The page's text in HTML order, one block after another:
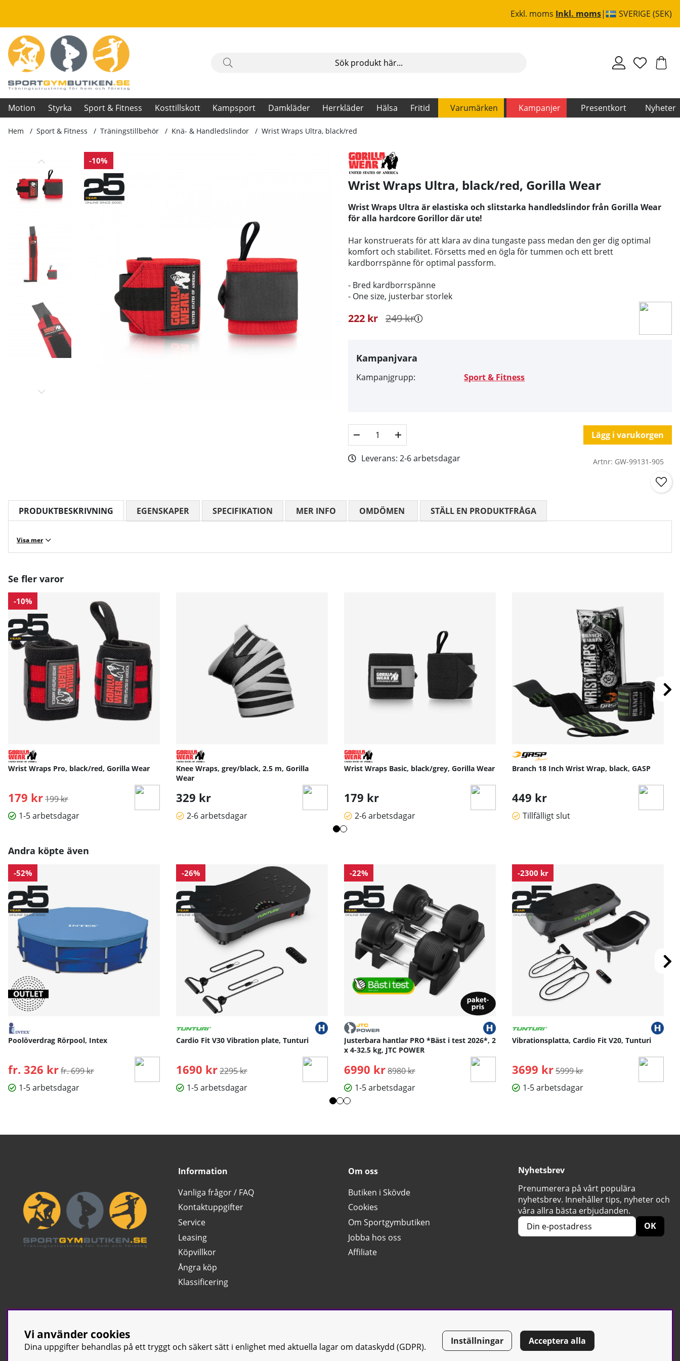
Exkl. moms Inkl. moms SVERIGE (SEK)
Motion Styrka Sport & Fitness Kosttillskott Kampsport Damkläder Herrkläder Hälsa Fritid Varumärken Kampanjer Presentkort Nyheter
Hem Sport & Fitness Träningstillbehör Knä- & Handledslindor Wrist Wraps Ultra, black/red
-10%
Produktbilder Wrist Wraps Ultra, black/red
Wrist Wraps Ultra, black/red, Gorilla Wear
Wrist Wraps Ultra är elastiska och slitstarka handledslindor från Gorilla Wear
för alla hardcore Gorillor där ute!
Har konstruerats för att klara av dina tungaste pass medan den ger dig optimal
komfort och stabilitet. Försetts med en ögla för tummen och ett brett
kardborrspänne för optimal passform.
- Bred kardborrspänne
- One size, justerbar storlek
249kr
222 kr
Kampanjvara
Kampanjgrupp: Sport & Fitness
Lägg i varukorgen
Leverans: 2-6 arbetsdagar Artnr: GW-99131-905
PRODUKTBESKRIVNING
Visa mer
EGENSKAPER SPECIFIKATION MER INFO OMDÖMEN MEDELBETYG 0 AV 5 ANTAL BETYG 0
STÄLL EN PRODUKTFRÅGA
Se fler varor
-10%
Wrist Wraps Pro, black/red, Gorilla Wear
179 kr Ordinarie pris:
199 kr
1-5 arbetsdagar
Knee Wraps, grey/black, 2.5 m, Gorilla
Wear
329 kr
2-6 arbetsdagar
Wrist Wraps Basic, black/grey, Gorilla Wear
179 kr
2-6 arbetsdagar
Branch 18 Inch Wrist Wrap, black, GASP
449 kr
Tillfälligt slut
Andra köpte även
-52%
Poolöverdrag Rörpool, Intex
fr. 326 krOrdinarie pris:
fr. 699 kr
1-5 arbetsdagar
-26%
Cardio Fit V30 Vibration plate, Tunturi
1690 kr Ordinarie pris:
2295 kr
1-5 arbetsdagar
-22%
Justerbara hantlar PRO *Bäst i test 2026*, 2
x 4-32.5 kg, JTC POWER
6990 kr Ordinarie pris:
8980 kr
1-5 arbetsdagar
-2300 kr
Vibrationsplatta, Cardio Fit V20, Tunturi
3699 kr Ordinarie pris:
5999 kr
1-5 arbetsdagar
Information
Vanliga frågor / FAQ
Kontaktuppgifter
Service
Leasing
Köpvillkor
Ångra köp
Klassificering
Om oss
Butiken i Skövde
Cookies
Om Sportgymbutiken
Jobba hos oss
Affiliate
Nyhetsbrev
Prenumerera på vårt populära
nyhetsbrev. Innehåller tips, nyheter och
våra allra bästa erbjudanden.
OK
© Sport & Gym Butiken JTC AB |Kontakta oss| All rights reserved | Org.nr: 556668-7058 | Tel: 0500-42 87 00
Vi använder cookies
Dina uppgifter behandlas på ett tryggt och säkert sätt i enlighet med aktuella lagar om dataskydd (GDPR).
Inställningar Acceptera alla